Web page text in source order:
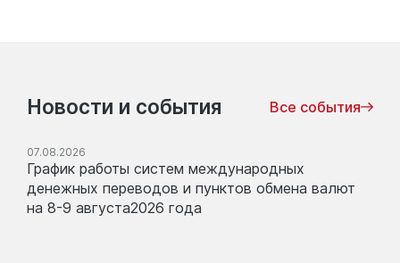
Новости и события Все события
07.08.2026
График работы систем международных
денежных переводов и пунктов обмена валют
на 8-9 августа2026 года